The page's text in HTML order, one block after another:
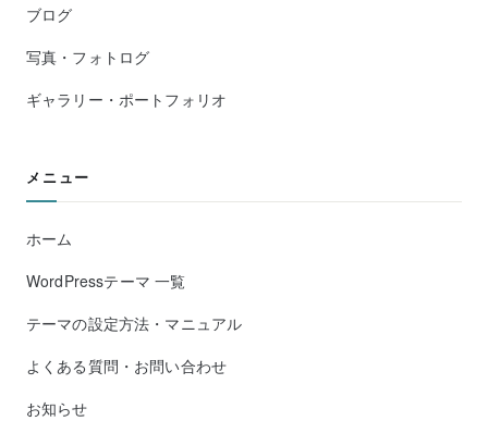
ブログ
写真・フォトログ
ギャラリー・ポートフォリオ
メニュー
ホーム
WordPressテーマ 一覧
テーマの設定方法・マニュアル
よくある質問・お問い合わせ
お知らせ